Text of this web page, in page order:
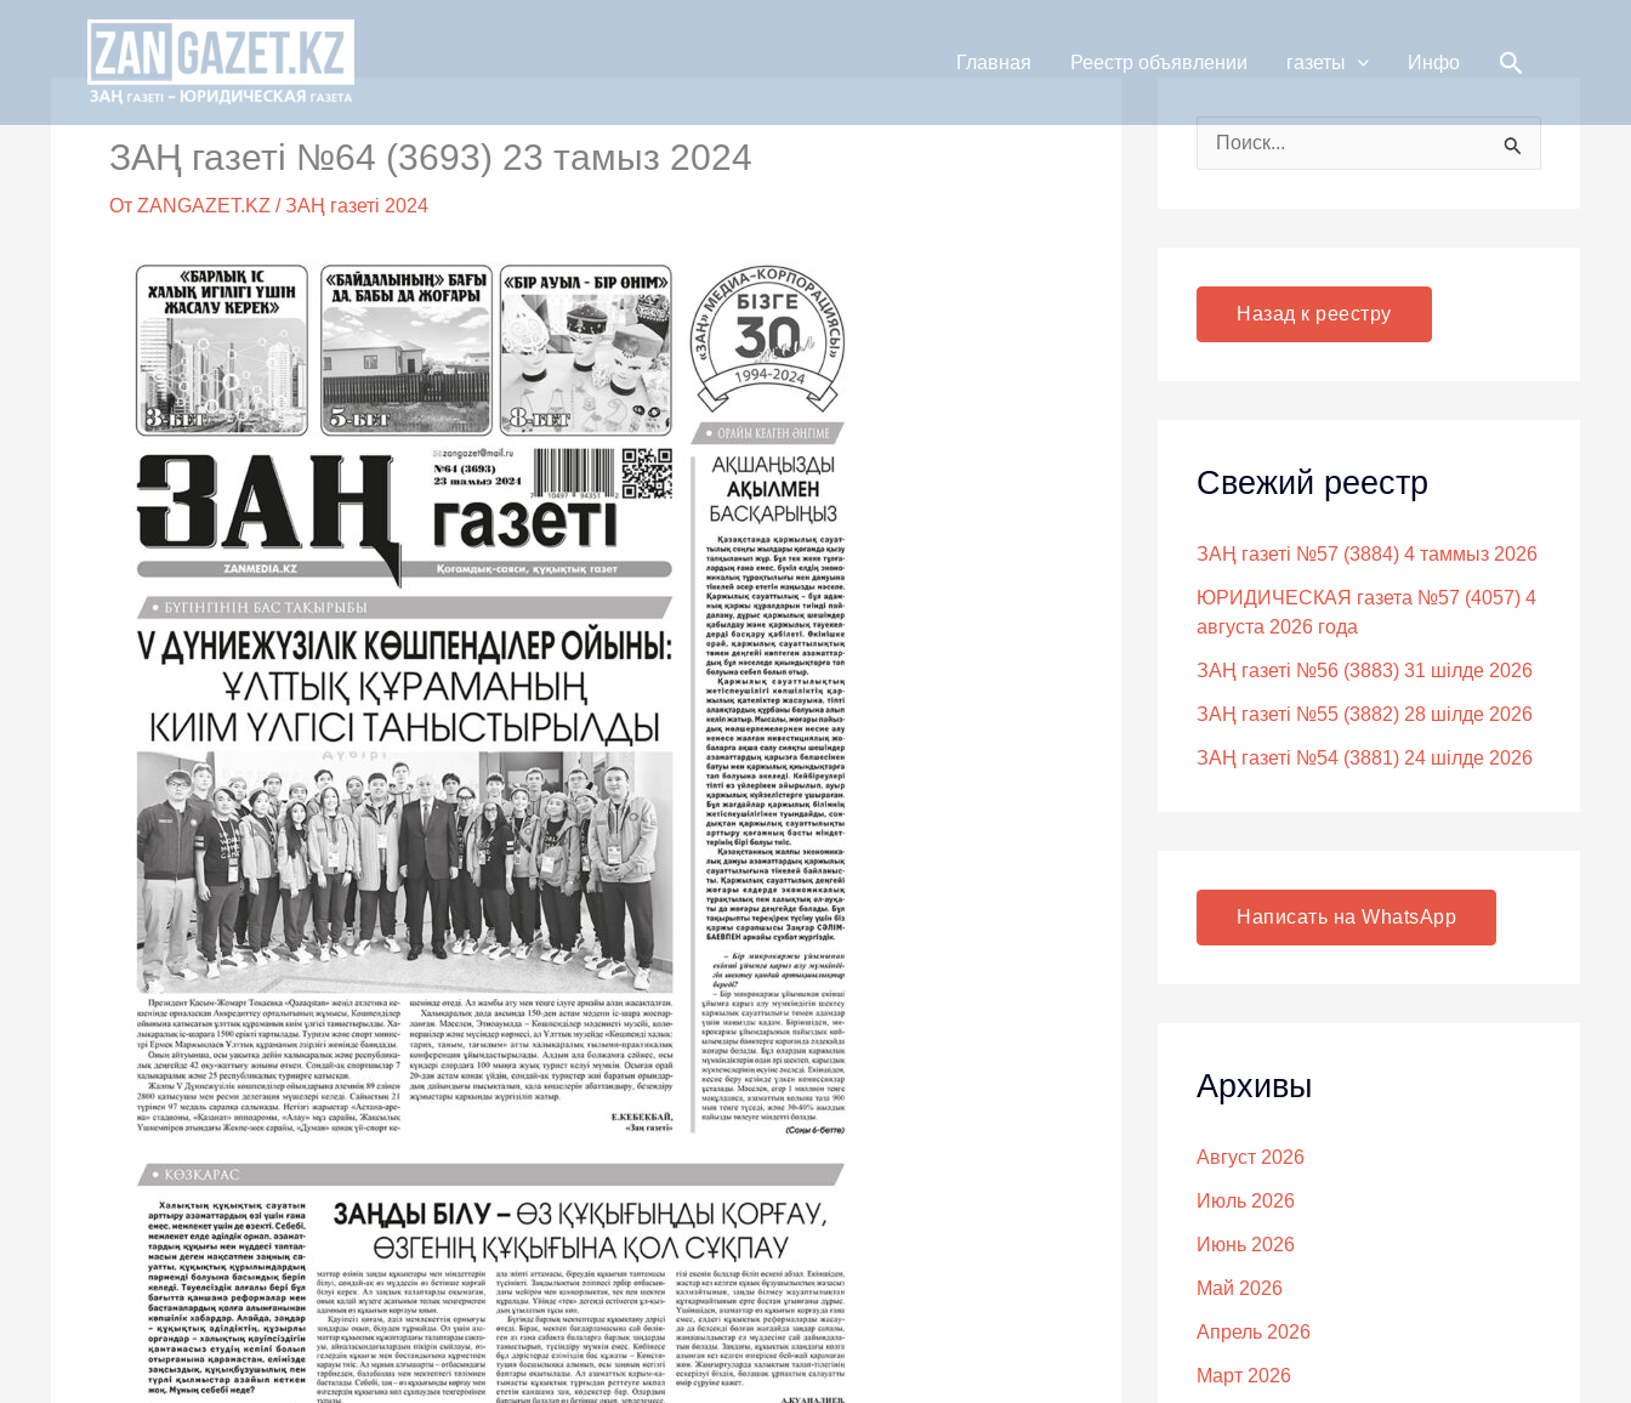
содержимому
Главная Реестр объявлении газеты Инфо Поиск
ЗАҢ газеті №64 (3693) 23 тамыз 2024
От ZANGAZET.KZ /ЗАҢ газеті 2024
:
Назад к реестру
Свежий реестр
ЗАҢ газеті №57 (3884) 4 таммыз 2026
ЮРИДИЧЕСКАЯ газета №57 (4057) 4
августа 2026 года
ЗАҢ газеті №56 (3883) 31 шілде 2026
ЗАҢ газеті №55 (3882) 28 шілде 2026
ЗАҢ газеті №54 (3881) 24 шілде 2026
Написать на WhatsApp
Архивы
Август 2026
Июль 2026
Июнь 2026
Май 2026
Апрель 2026
Март 2026